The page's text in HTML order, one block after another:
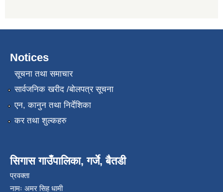
Notices
सूचना तथा समाचार
सार्वजनिक खरीद /बोलपत्र सूचना
एन, कानुन तथा निर्देशिका
कर तथा शुल्कहरु
सिगास गाउँपालिका, गर्जे, बैतडी
प्रवक्ता
नामः अमर सिह धामी